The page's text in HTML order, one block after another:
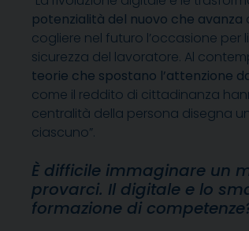
potenzialità del nuovo che avanza
cogliere nel futuro l’occasione
sicurezza del lavoratore. Al
teorie che spostano l’attenzione
come il reddito di cittadinanza
centralità della persona disegna
ciascuno”.
È difficile immaginare un
provarci. Il digitale e lo
formazione di